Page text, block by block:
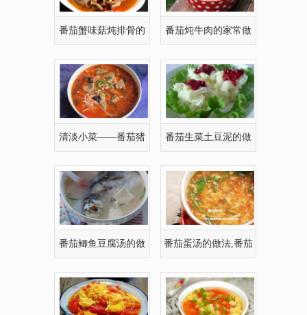
番茄蟹味菇炖排骨的 番茄炖牛肉的家常做
清淡小菜——番茄猪 番茄生菜土豆泥的做
番茄鲫鱼豆腐汤的做 番茄蛋汤的做法,番茄